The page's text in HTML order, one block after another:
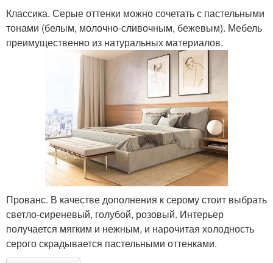
Классика. Серые оттенки можно сочетать с пастельными
тонами (белым, молочно-сливочным, бежевым). Мебель
преимущественно из натуральных материалов.
Прованс. В качестве дополнения к серому стоит выбрать
светло-сиреневый, голубой, розовый. Интерьер
получается мягким и нежным, и нарочитая холодность
серого скрадывается пастельными оттенками.